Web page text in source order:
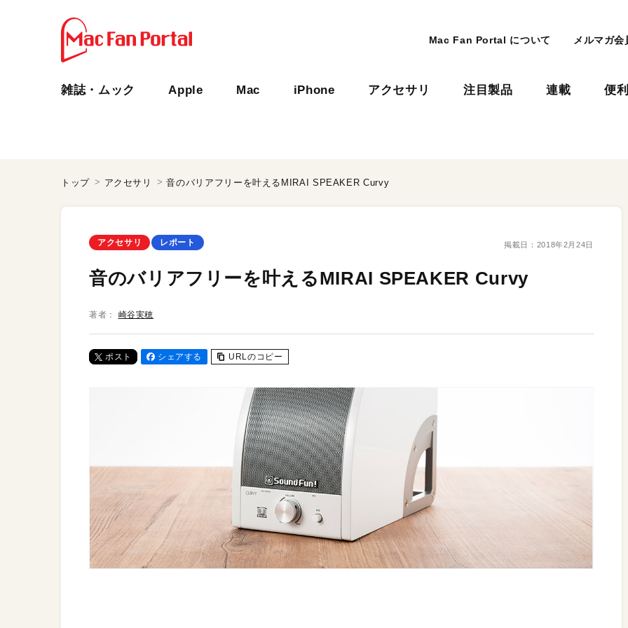
Mac Fan Portal について メルマガ会
雑誌・ムック Apple Mac iPhone アクセサリ 注目製品 連載 便
トップ アクセサリ 音のバリアフリーを叶えるMIRAI SPEAKER Curvy
アクセサリ レポート 掲載日： 2018年2月24日
音のバリアフリーを叶えるMIRAI SPEAKER Curvy
著者： 崎谷実穂
ポスト シェアする URLのコピー